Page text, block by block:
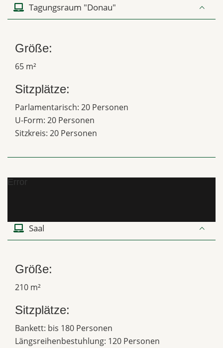
Tagungsraum "Donau"
Größe:
65 m²
Sitzplätze:
Parlamentarisch: 20 Personen
U-Form: 20 Personen
Sitzkreis: 20 Personen
Error
Saal
Größe:
210 m²
Sitzplätze:
Bankett: bis 180 Personen
Längsreihenbestuhlung: 120 Personen